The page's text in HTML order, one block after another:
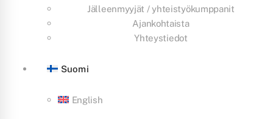
Jälleenmyyjät / yhteistyökumppanit
Ajankohtaista
Yhteystiedot
Suomi
English